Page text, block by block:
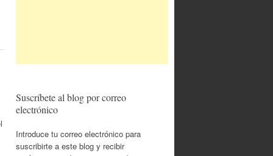
Suscríbete al blog por correo
electrónico
Introduce tu correo electrónico para
suscribirte a este blog y recibir